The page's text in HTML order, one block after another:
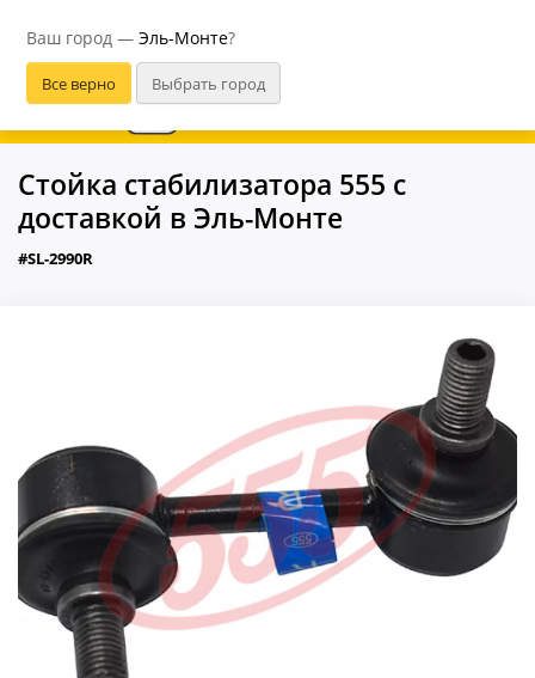
Ваш город — Эль-Монте?
В приложении удобнее
Стойка стабилизатора 555 с
доставкой в Эль-Монте
#SL-2990R